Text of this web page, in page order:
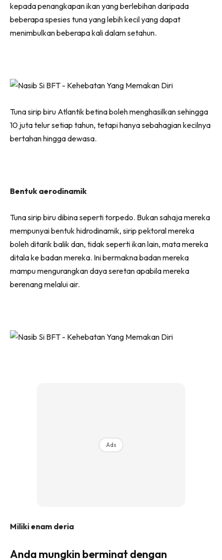
kepada penangkapan ikan yang berlebihan daripada
beberapa spesies tuna yang lebih kecil yang dapat
menimbulkan beberapa kali dalam setahun.
Tuna sirip biru Atlantik betina boleh menghasilkan sehingga
10 juta telur setiap tahun, tetapi hanya sebahagian kecilnya
bertahan hingga dewasa.
Bentuk aerodinamik
Tuna sirip biru dibina seperti torpedo. Bukan sahaja mereka
mempunyai bentuk hidrodinamik, sirip pektoral mereka
boleh ditarik balik dan, tidak seperti ikan lain, mata mereka
ditala ke badan mereka. Ini bermakna badan mereka
mampu mengurangkan daya seretan apabila mereka
berenang melalui air.
Ads
Miliki enam deria
Anda mungkin berminat dengan